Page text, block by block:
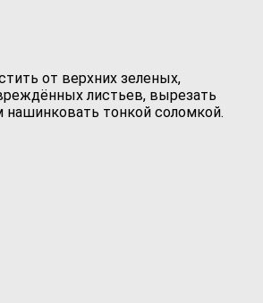
от верхних зеленых,
листьев, вырезать
нашинковать тонкой соломкой.